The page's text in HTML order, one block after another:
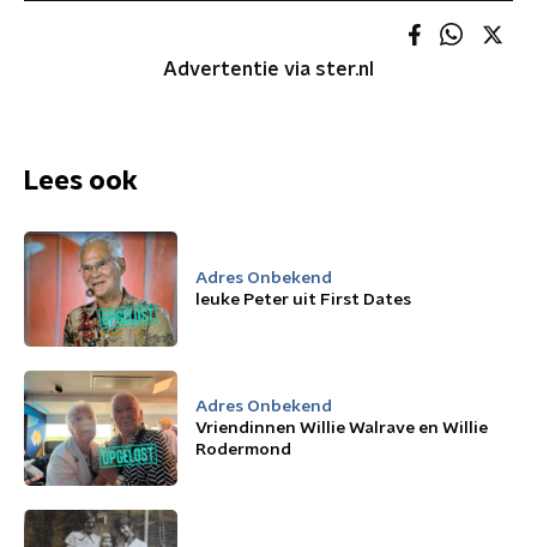
Advertentie via ster.nl
Lees ook
Adres Onbekend
leuke Peter uit First Dates
Adres Onbekend
Vriendinnen Willie Walrave en Willie
Rodermond